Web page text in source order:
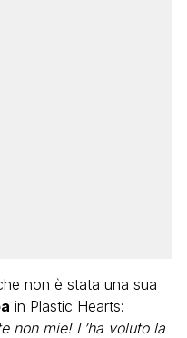
non è stata una sua
in Plastic Hearts:
non mie! L’ha voluto la